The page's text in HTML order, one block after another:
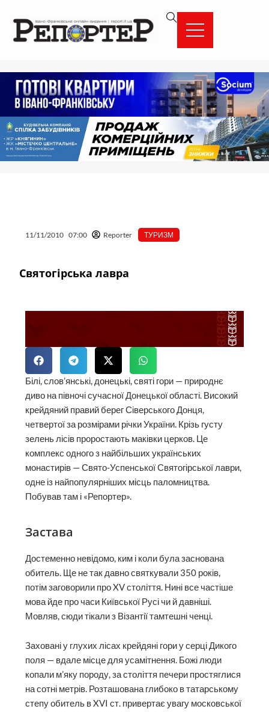
вмісту
11/11/2010 07:00 Reporter ТУРИЗМ
Святогірська лавра
Білі, слов’янські, донецькі, святі гори — природнє
диво на півночі сучасної Донецької області. Високий
крейдяний правий берег Сіверського Донця,
четвертої за розмірами річки України. Крізь густу
зелень лісів проростають маківки церков. Це
комплекс одного з найбільших українських
монастирів — Свято-Успенської Святогірської лаври,
одне із найпопулярніших місць паломництва.
Побував там і «Репортер».
Застава
Достеменно невідомо, ким і коли була заснована
обитель. Ще не так давно святкували 350 років,
потім заговорили про XV століття. Нині все частіше
мова йде про часи Київської Русі чи й давніші.
Мовляв, сюди тікали з Візантії тамтешні ченці.
Заховані у глухих лісах крейдяні гори у серці Дикого
поля — вдале місце для усамітнення. Божі люди
копали м’яку породу, за століття печери простяглися
на сотні метрів. Розташована глибоко в татарському
степу обитель в XVI ст. привертає увагу московської